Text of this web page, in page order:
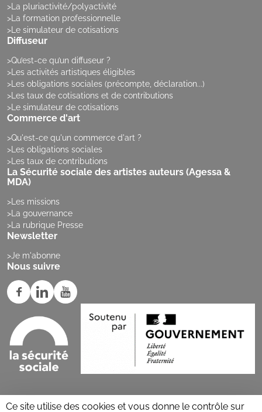
La pluriactivité/polyactivité
La formation professionnelle
Le simulateur de cotisations
Diffuseur
Qu’est-ce qu’un diffuseur ?
Les activités artistiques éligibles
Les obligations sociales (précompte, déclaration...)
Les taux de cotisations et de contributions
Le simulateur de cotisations
Commerce d'art
Qu'est-ce qu'un commerce d'art ?
Les obligations sociales
Les taux de contributions
La Sécurité sociale des artistes auteurs (Agessa &
MDA)
Les missions
La gouvernance
La rubrique Presse
Newsletter
Je m'abonne
Nous suivre
Ce site utilise des cookies et vous donne le contrôle sur